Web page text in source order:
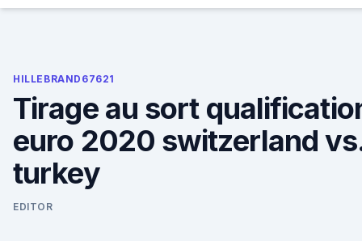
HILLEBRAND67621
Tirage au sort
euro 2020 switzerland
turkey
EDITOR